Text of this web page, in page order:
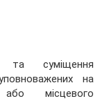
та суміщення
на
місцевого